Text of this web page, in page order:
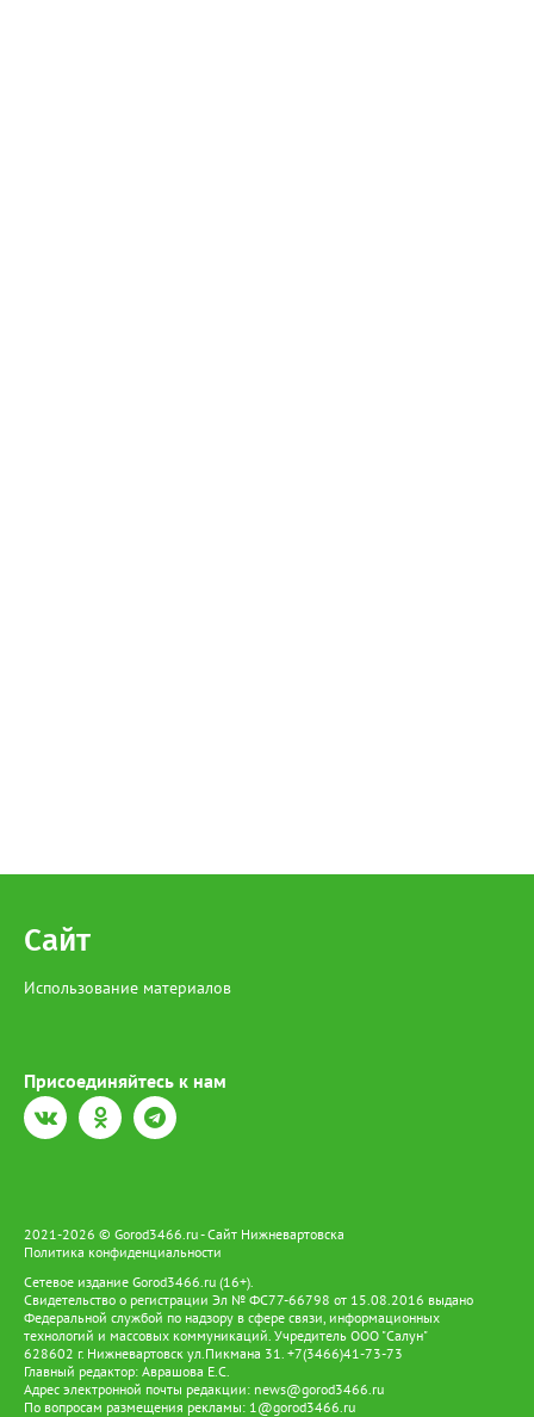
Сайт
Использование материалов
Присоединяйтесь к нам
2021-2026 © Gorod3466.ru - Сайт Нижневартовска
Политика конфиденциальности
Сетевое издание Gorod3466.ru (16+).
Свидетельство о регистрации Эл № ФС77-66798 от 15.08.2016 выдано
Федеральной службой по надзору в сфере связи, информационных
технологий и массовых коммуникаций. Учредитель ООО "Салун"
628602 г. Нижневартовск ул.Пикмана 31. +7(3466)41-73-73
Главный редактор: Аврашова Е.С.
Адрес электронной почты редакции: news@gorod3466.ru
По вопросам размещения рекламы: 1@gorod3466.ru